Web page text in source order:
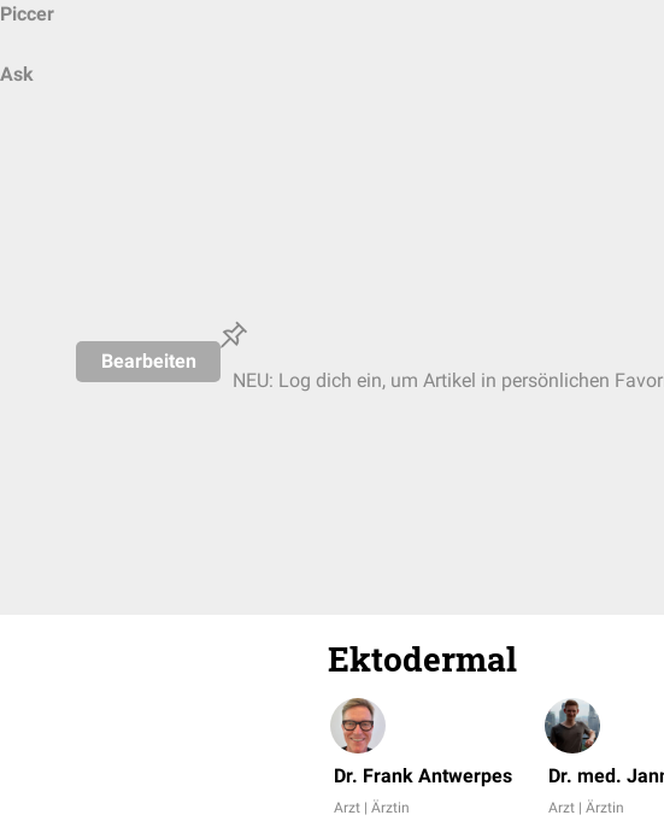
Piccer
Ask
Bearbeiten
NEU: Log dich ein, um Artikel in persönlichen
Ektodermal
Dr. Frank Antwerpes
Arzt | Ärztin
Dr. med.
Arzt | Ärztin